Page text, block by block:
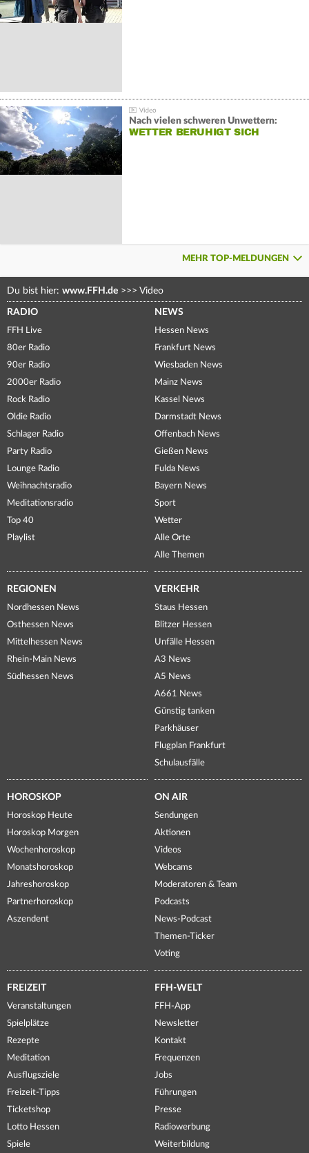
Nach vielen schweren Unwettern:
WETTER BERUHIGT SICH
MEHR TOP-MELDUNGEN
Du bist hier: www.FFH.de >>> Video
RADIO
FFH Live
80er Radio
90er Radio
2000er Radio
Rock Radio
Oldie Radio
Schlager Radio
Party Radio
Lounge Radio
Weihnachtsradio
Meditationsradio
Top 40
Playlist
NEWS
Hessen News
Frankfurt News
Wiesbaden News
Mainz News
Kassel News
Darmstadt News
Offenbach News
Gießen News
Fulda News
Bayern News
Sport
Wetter
Alle Orte
Alle Themen
REGIONEN
Nordhessen News
Osthessen News
Mittelhessen News
Rhein-Main News
Südhessen News
VERKEHR
Staus Hessen
Blitzer Hessen
Unfälle Hessen
A3 News
A5 News
A661 News
Günstig tanken
Parkhäuser
Flugplan Frankfurt
Schulausfälle
HOROSKOP
Horoskop Heute
Horoskop Morgen
Wochenhoroskop
Monatshoroskop
Jahreshoroskop
Partnerhoroskop
Aszendent
ON AIR
Sendungen
Aktionen
Videos
Webcams
Moderatoren & Team
Podcasts
News-Podcast
Themen-Ticker
Voting
FREIZEIT
Veranstaltungen
Spielplätze
Rezepte
Meditation
Ausflugsziele
Freizeit-Tipps
Ticketshop
Lotto Hessen
Spiele
FFH-WELT
FFH-App
Newsletter
Kontakt
Frequenzen
Jobs
Führungen
Presse
Radiowerbung
Weiterbildung